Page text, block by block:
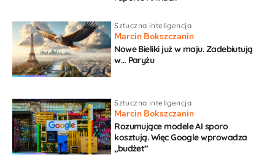
Sztuczna inteligencja
Marcin Bokszczanin
Nowe Bieliki już w maju. Zadebiutują
w… Paryżu
Sztuczna inteligencja
Marcin Bokszczanin
Rozumujące modele AI sporo
kosztują. Więc Google wprowadza
„budżet”